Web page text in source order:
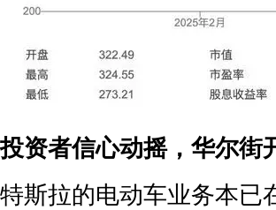
投资者信心动摇，华尔街
特斯拉的电动车业务本已